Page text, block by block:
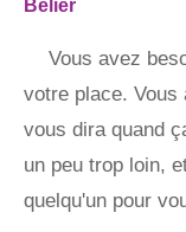
Bélier
Vous avez
votre place. Vous
vous dira quand
un peu trop loin,
quelqu'un pour